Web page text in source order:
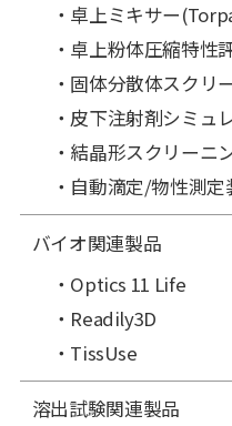
卓上ミキサー
卓上粉体圧縮特性
固体分散体スクリ
皮下注射剤シミュ
結晶形スクリーニ
自動滴定/物性測定
バイオ関連製品
Optics 11 Life
Readily3D
TissUse
溶出試験関連製品